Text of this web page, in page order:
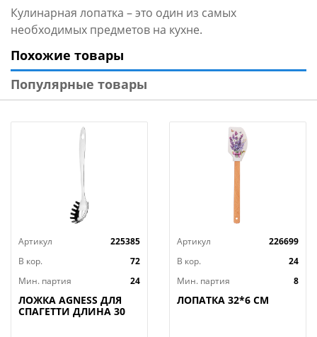
Кулинарная лопатка – это один из самых
необходимых предметов на кухне.
Похожие товары
Популярные товары
Артикул
225385
В кор.
72
Мин. партия
24
ЛОЖКА AGNESS ДЛЯ
СПАГЕТТИ ДЛИНА 30
Артикул
226699
В кор.
24
Мин. партия
8
ЛОПАТКА 32*6 СМ